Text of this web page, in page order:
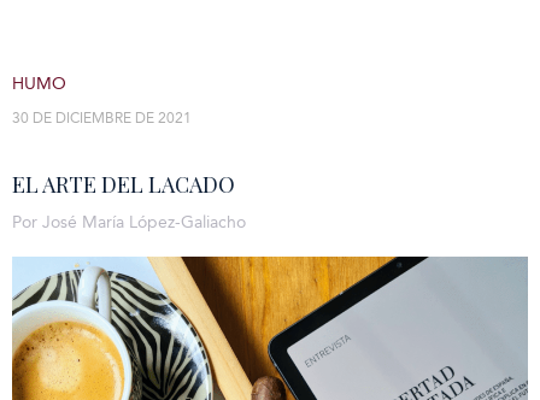
EL ARTE DEL LACADO
30 DE DICIEMBRE DE 2021
HUMO
Por José María López-Galiacho